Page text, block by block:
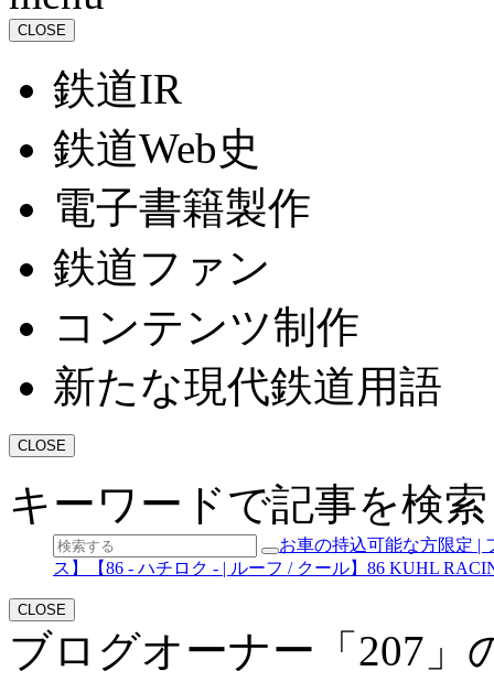
CLOSE
鉄道IR
鉄道Web史
電子書籍製作
鉄道ファン
コンテンツ制作
新たな現代鉄道用語
CLOSE
キーワードで記事を検索
お車の持込可能な方限定 |
ス】【86 - ハチロク - | ルーフ / クール】86 KUHL
CLOSE
ブログオーナー「207」